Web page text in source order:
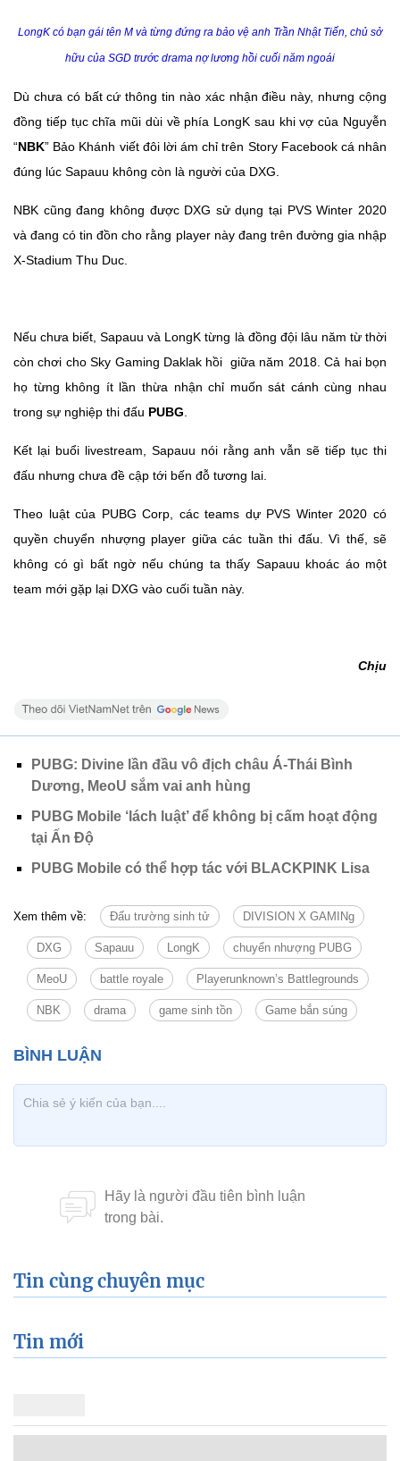
LongK có bạn gái tên M và từng đứng ra bảo vệ anh Trần Nhật Tiến, chủ sở
hữu của SGD trước drama nợ lương hồi cuối năm ngoái
Dù chưa có bất cứ thông tin nào xác nhận điều này, nhưng cộng
đồng tiếp tục chĩa mũi dùi về phía LongK sau khi vợ của Nguyễn
“NBK” Bảo Khánh viết đôi lời ám chỉ trên Story Facebook cá nhân
đúng lúc Sapauu không còn là người của DXG.
NBK cũng đang không được DXG sử dụng tại PVS Winter 2020
và đang có tin đồn cho rằng player này đang trên đường gia nhập
X-Stadium Thu Duc.
Nếu chưa biết, Sapauu và LongK từng là đồng đội lâu năm từ thời
còn chơi cho Sky Gaming Daklak hồi giữa năm 2018. Cả hai bọn
họ từng không ít lần thừa nhận chỉ muốn sát cánh cùng nhau
trong sự nghiệp thi đấu PUBG
Kết lại buổi livestream, Sapauu nói rằng anh vẫn sẽ tiếp tục thi
đấu nhưng chưa đề cập tới bến đỗ tương lai.
Theo luật của PUBG Corp, các teams dự PVS Winter 2020 có
quyền chuyển nhượng player giữa các tuần thi đấu. Vì thế, sẽ
không có gì bất ngờ nếu chúng ta thấy Sapauu khoác áo một
team mới gặp lại DXG vào cuối tuần này.
Chịu
PUBG: Divine lần đầu vô địch châu Á-Thái Bình
Dương, MeoU sắm vai anh hùng
PUBG Mobile ‘lách luật’ để không bị cấm hoạt động
tại Ấn Độ
PUBG Mobile có thể hợp tác với BLACKPINK Lisa
Xem thêm về: Đấu trường sinh tử DIVISION X GAMINg
DXG Sapauu LongK chuyển nhượng PUBG
MeoU battle royale Playerunknown’s Battlegrounds
NBK drama game sinh tồn Game bắn súng
Tin cùng chuyên mục
Tin mới